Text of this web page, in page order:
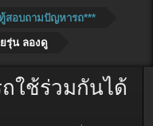
สอบถามปัญหารถ***
รุ่น ลองดู
ใช้ร่วมกันได้